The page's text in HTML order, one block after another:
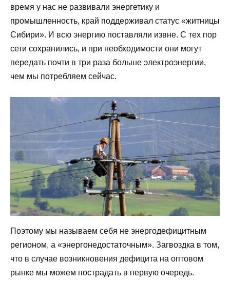
время у нас не развивали энергетику и
промышленность, край поддерживал статус «житницы
Сибири». И всю энергию поставляли извне. С тех пор
сети сохранились, и при необходимости они могут
передать почти в три раза больше электроэнергии,
чем мы потребляем сейчас.
Поэтому мы называем себя не энергодефицитным
регионом, а «энергонедостаточным». Загвоздка в том,
что в случае возникновения дефицита на оптовом
рынке мы можем пострадать в первую очередь.